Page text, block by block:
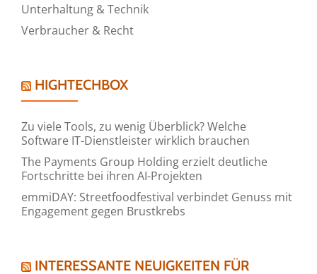
Unterhaltung & Technik
Verbraucher & Recht
HIGHTECHBOX
Zu viele Tools, zu wenig Überblick? Welche
Software IT-Dienstleister wirklich brauchen
The Payments Group Holding erzielt deutliche
Fortschritte bei ihren AI-Projekten
emmiDAY: Streetfoodfestival verbindet Genuss mit
Engagement gegen Brustkrebs
INTERESSANTE NEUIGKEITEN FÜR